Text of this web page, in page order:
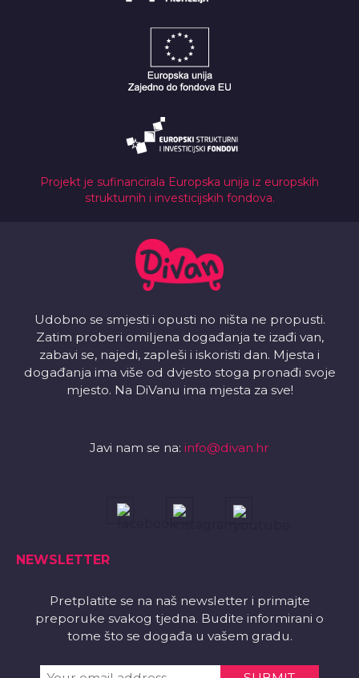
Projekt je sufinancirala Europska unija iz europskih
strukturnih i investicijskih fondova.
Udobno se smjesti i opusti no ništa ne propusti.
Zatim proberi omiljena događanja te izađi van,
zabavi se, najedi, zapleši i iskoristi dan. Mjesta i
događanja ima više od dvjesto stoga pronađi svoje
mjesto. Na DiVanu ima mjesta za sve!
Javi nam se na: info@divan.hr
NEWSLETTER
Pretplatite se na naš newsletter i primajte
preporuke svakog tjedna. Budite informirani o
tome što se događa u vašem gradu.